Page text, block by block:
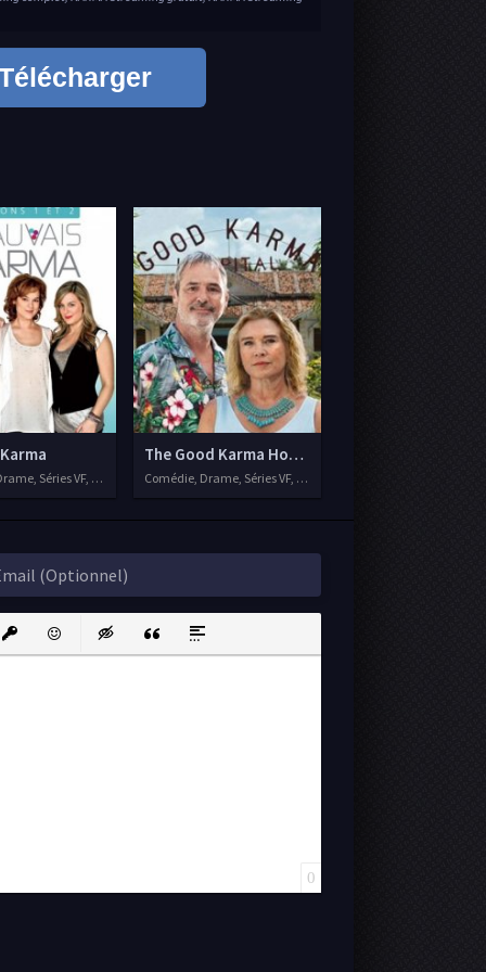
Séries VF, 2010
The Good Karma Hospital
Comédie, Drame, Séries VF, 2017
protected link
EmoticonsInsert hidden text
Insert QuoteInsert spoiler
0